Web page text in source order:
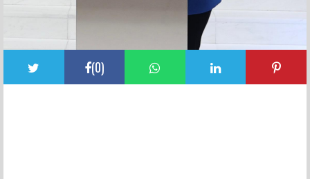
(0)